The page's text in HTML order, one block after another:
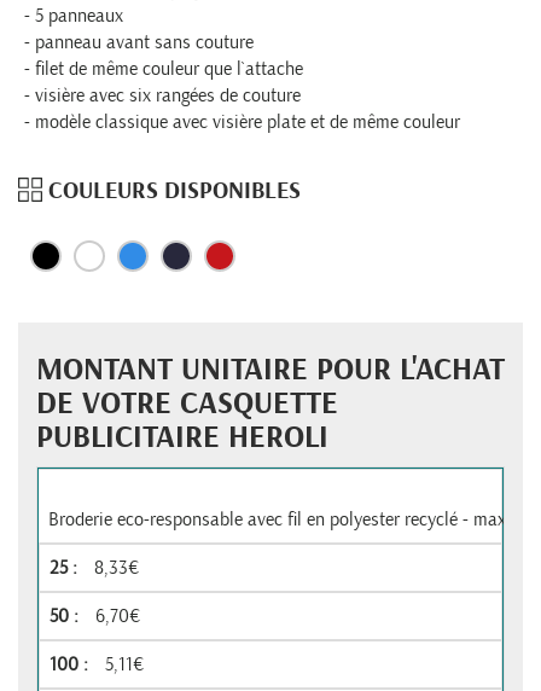
5 panneaux
panneau avant sans couture
filet de même couleur que l`attache
visière avec six rangées de couture
modèle classique avec visière plate et de même couleur
COULEURS DISPONIBLES
MONTANT UNITAIRE POUR L'ACHAT
DE VOTRE CASQUETTE
PUBLICITAIRE HEROLI
Broderie eco-responsable avec fil en polyester recyclé - max 60
8,33€
6,70€
5,11€